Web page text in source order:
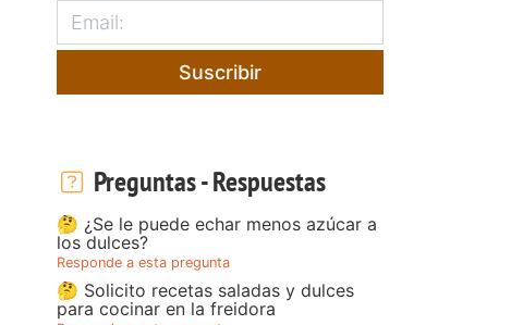
Suscribir
Preguntas - Respuestas
🤔 ¿Se le puede echar menos azúcar a
los dulces?
Responde a esta pregunta
🤔 Solicito recetas saladas y dulces
para cocinar en la freidora